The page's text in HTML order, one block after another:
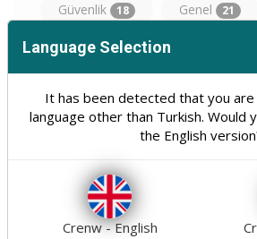
Güvenlik 18 Genel 21
Teknoloji 31
Language Selection
It has been detected that you
language other than Turkish. Would
the English
Crenw - English